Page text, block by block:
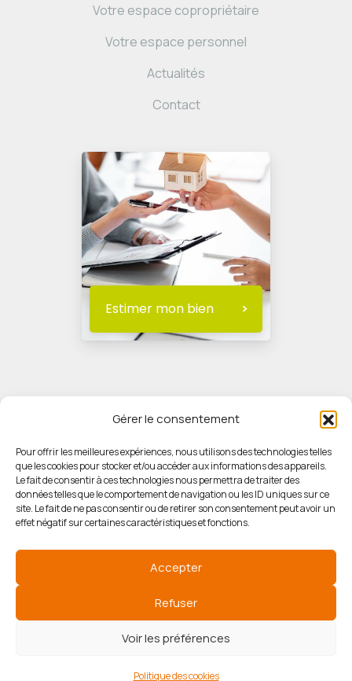
Gérer le consentement
Pour offrir les meilleures expériences, nous utilisons des technologies telles
que les cookies pour stocker et/ou accéder aux informations des appareils.
Le fait de consentir à ces technologies nous permettra de traiter des
données telles que le comportement de navigation ou les ID uniques sur ce
site. Le fait de ne pas consentir ou de retirer son consentement peut avoir un
effet négatif sur certaines caractéristiques et fonctions.
Accepter
Refuser
Voir les préférences
Politique des cookies
Votre espace copropriétaire
Votre espace personnel
Actualités
Contact
Estimer mon bien
© HORIZON IMMOBILIER
Mentions légales
Politique des cookies